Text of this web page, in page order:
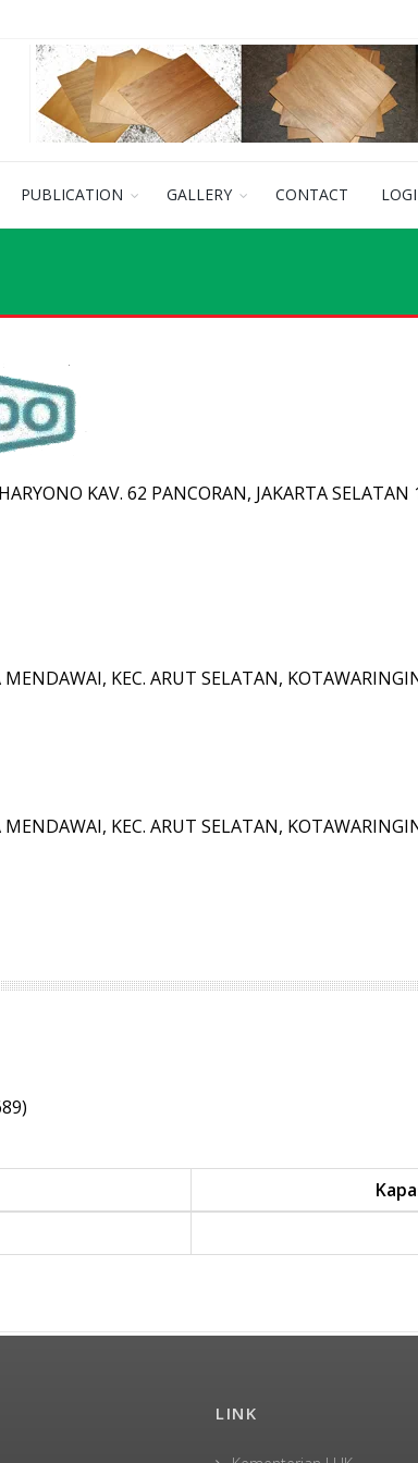
PUBLICATION GALLERY CONTACT
KAV. 62 PANCORAN, JAKARTA SELATAN
MENDAWAI, KEC. ARUT SELATAN,
MENDAWAI, KEC. ARUT SELATAN,
LINK